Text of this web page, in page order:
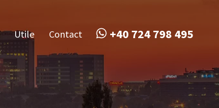
Utile Contact +40 724 798 495